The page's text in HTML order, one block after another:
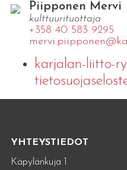
Piipponen Mervi
kulttuurituottaja
+358 40 583 9295
karjalan-liitto-
YHTEYSTIEDOT
Käpylänkuja 1